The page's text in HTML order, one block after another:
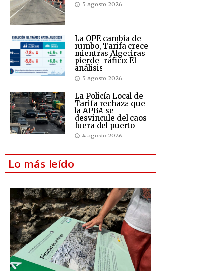
5 agosto 2026
La OPE cambia de
rumbo, Tarifa crece
mientras Algeciras
pierde tráfico: El
análisis
5 agosto 2026
La Policía Local de
Tarifa rechaza que
la APBA se
desvincule del caos
fuera del puerto
4 agosto 2026
Lo más leído